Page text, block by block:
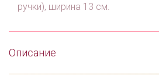
ручки), ширина 13 см.
Описание